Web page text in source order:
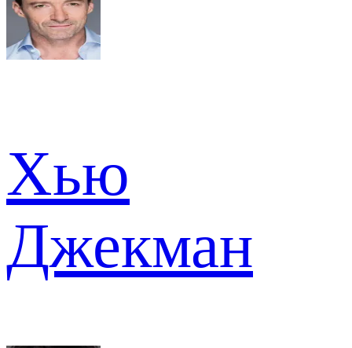
Хью
Джекман